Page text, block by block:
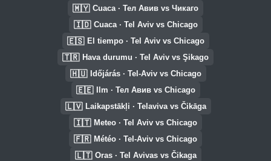
🇲🇾 Cuaca · Тел Авив vs Чикаго
🇮🇩 Cuaca · Tel Aviv vs Chicago
🇪🇸 El tiempo · Tel Aviv vs Chicago
🇹🇷 Hava durumu · Tel Aviv vs Şikago
🇭🇺 Időjárás · Tel-Aviv vs Chicago
🇪🇪 Ilm · Тел Авив vs Chicago
🇱🇻 Laikapstākļi · Telaviva vs Čikāga
🇮🇹 Meteo · Tel Aviv vs Chicago
🇫🇷 Météo · Tel-Aviv vs Chicago
🇱🇹 Oras · Tel Avivas vs Čikaga